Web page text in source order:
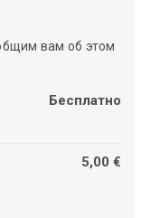
вам об этом
Бесплатно
5,00 €